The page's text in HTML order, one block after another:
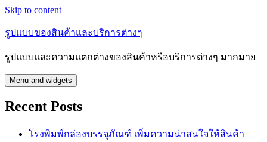
Skip to content
รูปแบบของสินค้าและบริการต่างๆ
รูปแบบและความแตกต่างของสินค้าหรือบริการต่างๆ มากมาย
Menu and widgets
Recent Posts
โรงพิมพ์กล่องบรรจุภัณฑ์ เพิ่มความน่าสนใจให้สินค้า